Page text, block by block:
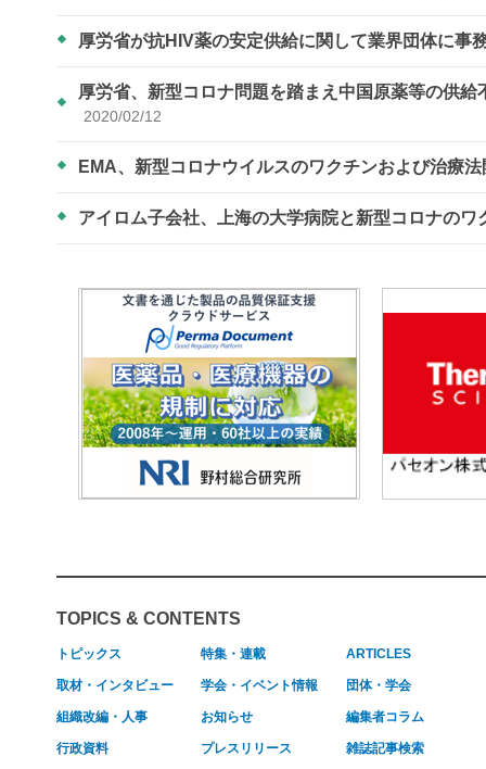
厚労省が抗HIV薬の安定供給に関して業界団体に
厚労省、新型コロナ問題を踏まえ中国原薬等の供
2020/02/12
EMA、新型コロナウイルスのワクチンおよび治療
アイロム子会社、上海の大学病院と新型コロナの
TOPICS & CONTENTS
トピックス 特集・連載 ARTICLES
取材・インタビュー 学会・イベント情報 団体・学会
組織改編・人事 お知らせ 編集者コラム
行政資料 プレスリリース 雑誌記事検索